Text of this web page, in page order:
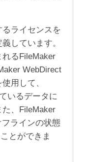
ライセンスを
しています。
るFileMaker
WebDirect
用して、
いるデータに
、FileMaker
ラインの状態
とができま